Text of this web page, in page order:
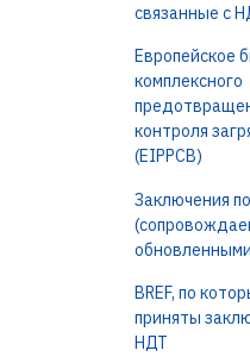
связанные с
Европейское
комплексного
контроля
(EIPPCB)
Заключения
обновленными
BREF, по
приняты
НДТ